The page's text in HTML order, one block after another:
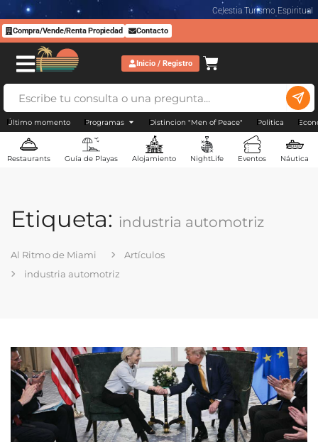
Celestia Turismo Espiritual
Compra/Vende/Renta Propiedad Contacto
Inicio / Registro
Último momento Programas Distincion "Men of Peace" Politica
Restaurants Guía de Playas Alojamiento NightLife Eventos Náutica
Etiqueta: industria automotriz
Al Ritmo de Miami
Artículos
industria automotriz